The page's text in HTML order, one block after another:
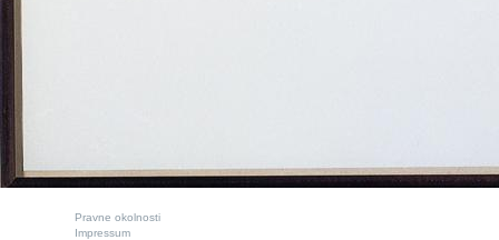
Pravne okolnosti
Impressum